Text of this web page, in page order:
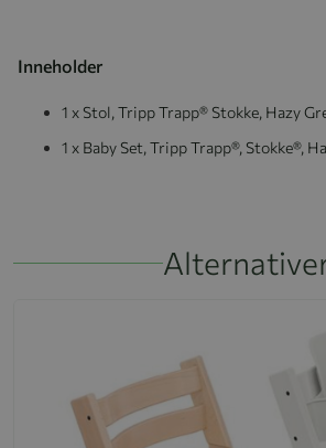
Inneholder
1 x Stol, Tripp Trapp® Stokke, Hazy
1 x Baby Set, Tripp Trapp®, Stokke®,